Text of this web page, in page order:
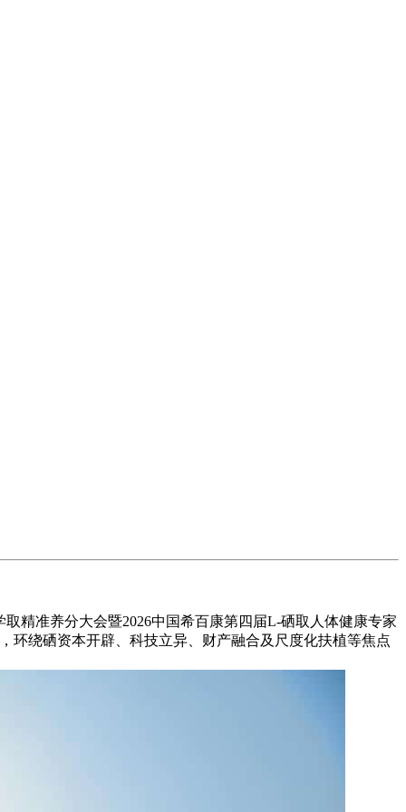
准养分大会暨2026中国希百康第四届L-硒取人体健康专家
环绕硒资本开辟、科技立异、财产融合及尺度化扶植等焦点